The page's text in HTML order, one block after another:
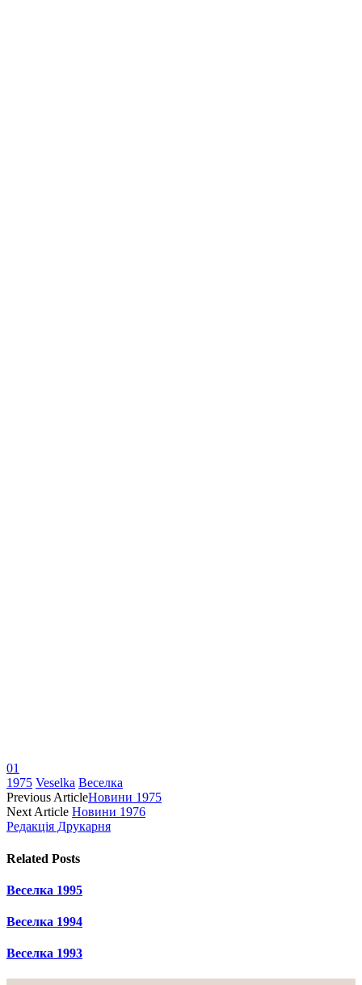
01
1975 Veselka Веселка
Previous ArticleНовини 1975
Next Article Новини 1976
Редакція Друкарня
Related Posts
Веселка 1995
Веселка 1994
Веселка 1993